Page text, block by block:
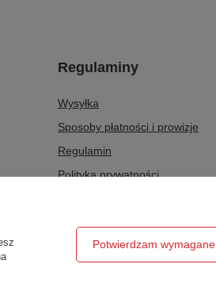
Regulaminy
Wysyłka
Sposoby płatności i prowizje
Regulamin
Polityka prywatności
Potwierdzam wymagane